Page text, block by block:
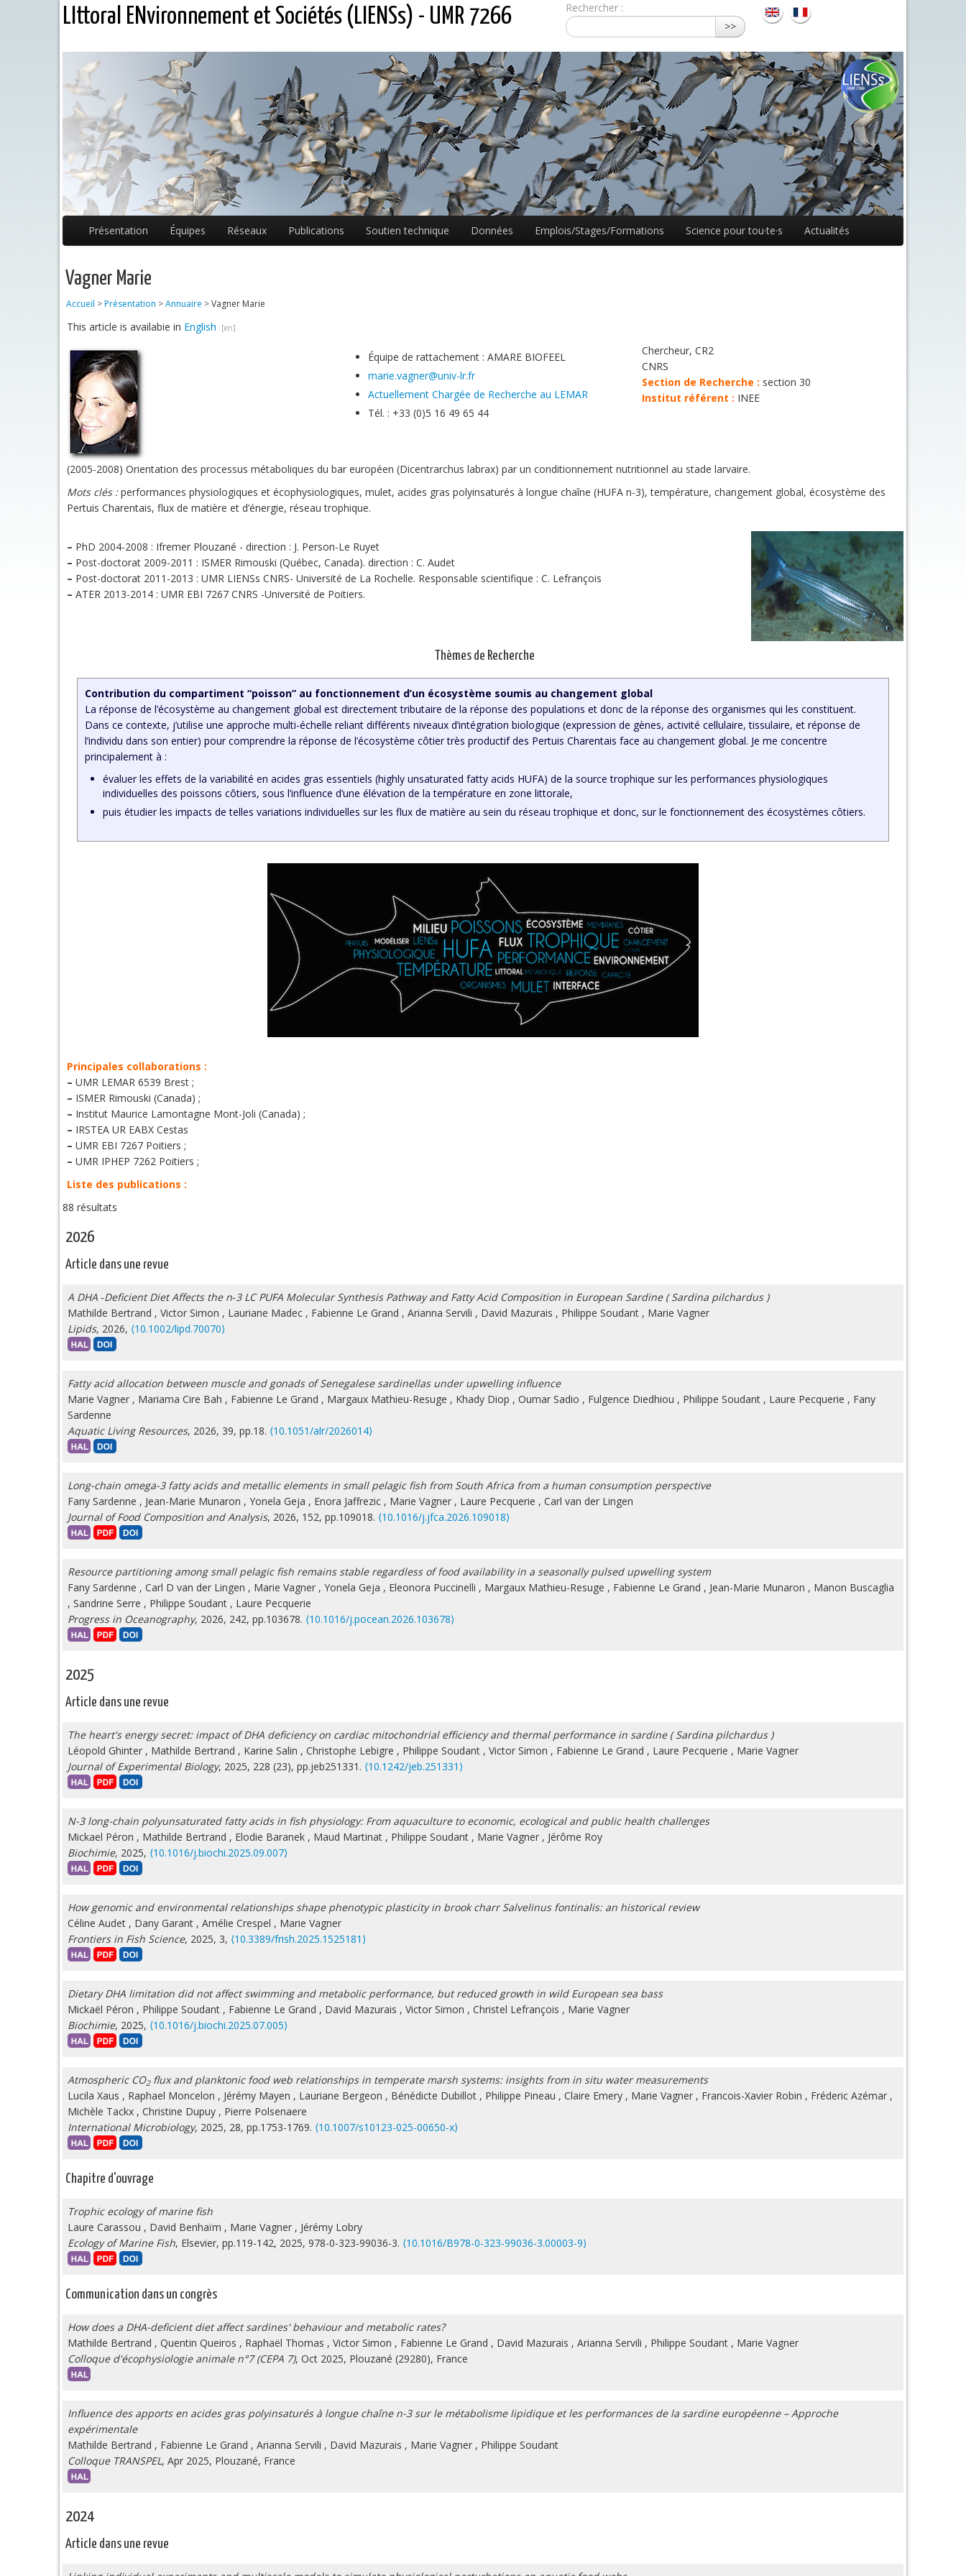
LIttoral ENvironnement et Sociétés (LIENSs) - UMR 7266
Rechercher :
>>
Présentation Équipes Réseaux Publications Soutien technique Données Emplois/Stages/Formations Science pour tou·te·s Actualités
Vagner Marie
Accueil >Présentation >Annuaire >Vagner Marie
This article is availabie in English
Équipe de rattachement : AMARE BIOFEEL
marie.vagner@univ-lr.fr
Actuellement Chargée de Recherche au LEMAR
Tél. : +33 (0)5 16 49 65 44
Chercheur, CR2
CNRS
Section de Recherche : section 30
Institut référent : INEE
(2005-2008) Orientation des processus métaboliques du bar européen (Dicentrarchus labrax) par un conditionnement nutritionnel au stade larvaire.
Mots clés :performances physiologiques et écophysiologiques, mulet, acides gras polyinsaturés à longue chaîne (HUFA n-3), température, changement global, écosystème des
Pertuis Charentais, flux de matière et d’énergie, réseau trophique.
– PhD 2004-2008 : Ifremer Plouzané - direction : J. Person-Le Ruyet
– Post-doctorat 2009-2011 : ISMER Rimouski (Québec, Canada). direction : C. Audet
– Post-doctorat 2011-2013 : UMR LIENSs CNRS- Université de La Rochelle. Responsable scientifique : C. Lefrançois
– ATER 2013-2014 : UMR EBI 7267 CNRS -Université de Poitiers.
Thèmes de Recherche
Contribution du compartiment “poisson” au fonctionnement d’un écosystème soumis au changement global
La réponse de l’écosystème au changement global est directement tributaire de la réponse des populations et donc de la réponse des organismes qui les constituent.
Dans ce contexte, j’utilise une approche multi-échelle reliant différents niveaux d’intégration biologique (expression de gènes, activité cellulaire, tissulaire, et réponse de
l’individu dans son entier) pour comprendre la réponse de l’écosystème côtier très productif des Pertuis Charentais face au changement global. Je me concentre
principalement à :
évaluer les effets de la variabilité en acides gras essentiels (highly unsaturated fatty acids HUFA) de la source trophique sur les performances physiologiques
individuelles des poissons côtiers, sous l’influence d’une élévation de la température en zone littorale,
puis étudier les impacts de telles variations individuelles sur les flux de matière au sein du réseau trophique et donc, sur le fonctionnement des écosystèmes côtiers.
Principales collaborations :
– UMR LEMAR 6539 Brest ;
– ISMER Rimouski (Canada) ;
– Institut Maurice Lamontagne Mont-Joli (Canada) ;
– IRSTEA UR EABX Cestas
– UMR EBI 7267 Poitiers ;
– UMR IPHEP 7262 Poitiers ;
Liste des publications :
88 résultats
2026
Article dans une revue
A DHA ‐Deficient Diet Affects the n‐3 LC PUFA Molecular Synthesis Pathway and Fatty Acid Composition in European Sardine ( Sardina pilchardus )
Mathilde Bertrand , Victor Simon , Lauriane Madec , Fabienne Le Grand , Arianna Servili , David Mazurais , Philippe Soudant , Marie Vagner
Lipids, 2026, ⟨10.1002/lipd.70070⟩
Fatty acid allocation between muscle and gonads of Senegalese sardinellas under upwelling influence
Marie Vagner , Mariama Cire Bah , Fabienne Le Grand , Margaux Mathieu-Resuge , Khady Diop , Oumar Sadio , Fulgence Diedhiou , Philippe Soudant , Laure Pecquerie , Fany
Sardenne
Aquatic Living Resources, 2026, 39, pp.18. ⟨10.1051/alr/2026014⟩
Long-chain omega-3 fatty acids and metallic elements in small pelagic fish from South Africa from a human consumption perspective
Fany Sardenne , Jean-Marie Munaron , Yonela Geja , Enora Jaffrezic , Marie Vagner , Laure Pecquerie , Carl van der Lingen
Journal of Food Composition and Analysis, 2026, 152, pp.109018. ⟨10.1016/j.jfca.2026.109018⟩
Resource partitioning among small pelagic fish remains stable regardless of food availability in a seasonally pulsed upwelling system
Fany Sardenne , Carl D van der Lingen , Marie Vagner , Yonela Geja , Eleonora Puccinelli , Margaux Mathieu-Resuge , Fabienne Le Grand , Jean-Marie Munaron , Manon Buscaglia
, Sandrine Serre , Philippe Soudant , Laure Pecquerie
Progress in Oceanography, 2026, 242, pp.103678. ⟨10.1016/j.pocean.2026.103678⟩
2025
Article dans une revue
The heart's energy secret: impact of DHA deficiency on cardiac mitochondrial efficiency and thermal performance in sardine ( Sardina pilchardus )
Léopold Ghinter , Mathilde Bertrand , Karine Salin , Christophe Lebigre , Philippe Soudant , Victor Simon , Fabienne Le Grand , Laure Pecquerie , Marie Vagner
Journal of Experimental Biology, 2025, 228 (23), pp.jeb251331. ⟨10.1242/jeb.251331⟩
N-3 long-chain polyunsaturated fatty acids in fish physiology: From aquaculture to economic, ecological and public health challenges
Mickael Péron , Mathilde Bertrand , Elodie Baranek , Maud Martinat , Philippe Soudant , Marie Vagner , Jérôme Roy
Biochimie, 2025, ⟨10.1016/j.biochi.2025.09.007⟩
How genomic and environmental relationships shape phenotypic plasticity in brook charr Salvelinus fontinalis: an historical review
Céline Audet , Dany Garant , Amélie Crespel , Marie Vagner
Frontiers in Fish Science, 2025, 3, ⟨10.3389/frish.2025.1525181⟩
Dietary DHA limitation did not affect swimming and metabolic performance, but reduced growth in wild European sea bass
Mickaël Péron , Philippe Soudant , Fabienne Le Grand , David Mazurais , Victor Simon , Christel Lefrançois , Marie Vagner
Biochimie, 2025, ⟨10.1016/j.biochi.2025.07.005⟩
Atmospheric CO2flux and planktonic food web relationships in temperate marsh systems: insights from in situ water measurements
Lucila Xaus , Raphael Moncelon , Jérémy Mayen , Lauriane Bergeon , Bénédicte Dubillot , Philippe Pineau , Claire Emery , Marie Vagner , Francois-Xavier Robin , Fréderic Azémar ,
Michèle Tackx , Christine Dupuy , Pierre Polsenaere
International Microbiology, 2025, 28, pp.1753-1769. ⟨10.1007/s10123-025-00650-x⟩
Chapitre d'ouvrage
Trophic ecology of marine fish
Laure Carassou , David Benhaïm , Marie Vagner , Jérémy Lobry
Ecology of Marine Fish, Elsevier, pp.119-142, 2025, 978-0-323-99036-3. ⟨10.1016/B978-0-323-99036-3.00003-9⟩
Communication dans un congrès
How does a DHA-deficient diet affect sardines' behaviour and metabolic rates?
Mathilde Bertrand , Quentin Queiros , Raphaël Thomas , Victor Simon , Fabienne Le Grand , David Mazurais , Arianna Servili , Philippe Soudant , Marie Vagner
Colloque d'écophysiologie animale n°7 (CEPA 7), Oct 2025, Plouzané (29280), France
Influence des apports en acides gras polyinsaturés à longue chaîne n-3 sur le métabolisme lipidique et les performances de la sardine européenne – Approche
expérimentale
Mathilde Bertrand , Fabienne Le Grand , Arianna Servili , David Mazurais , Marie Vagner , Philippe Soudant
Colloque TRANSPEL, Apr 2025, Plouzané, France
2024
Article dans une revue